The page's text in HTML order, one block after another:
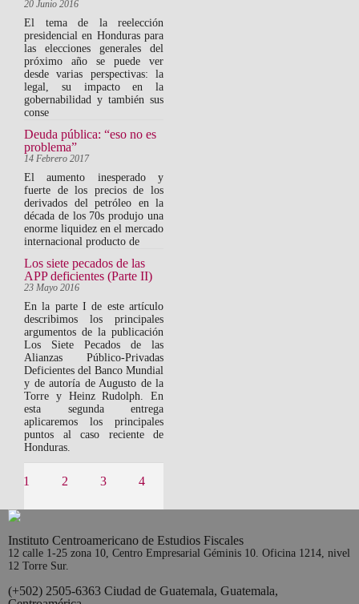
20 Junio 2016
El tema de la reelección
presidencial en Honduras para
las elecciones generales del
próximo año se puede ver
desde varias perspectivas: la
legal, su impacto en la
gobernabilidad y también sus
conse
Deuda pública: “eso no es
problema”
14 Febrero 2017
El aumento inesperado y
fuerte de los precios de los
derivados del petróleo en la
década de los 70s produjo una
enorme liquidez en el mercado
internacional producto de
Los siete pecados de las
APP deficientes (Parte II)
23 Mayo 2016
En la parte I de este artículo
describimos los principales
argumentos de la publicación
Los Siete Pecados de las
Alianzas Público-Privadas
Deficientes del Banco Mundial
y de autoría de Augusto de la
Torre y Heinz Rudolph. En
esta segunda entrega
aplicaremos los principales
puntos al caso reciente de
Honduras.
1
2 3 4
Instituto Centroamericano de Estudios Fiscales
12 calle 1-25 zona 10, Centro Empresarial Géminis 10. Oficina 1214, nivel
12 Torre Sur.
(+502) 2505-6363 Ciudad de Guatemala, Guatemala,